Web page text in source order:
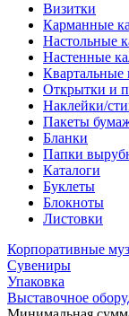
Визитки
Карманные
Настольные
Настенные
Квартальные
Открытки и
Наклейки/
Пакеты
Бланки
Папки
Каталоги
Буклеты
Блокноты
Листовки
Корпоративные
Сувениры
Упаковка
Выставочное